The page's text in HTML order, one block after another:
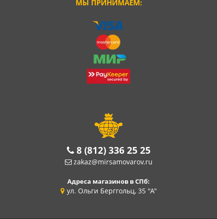
МЫ ПРИНИМАЕМ:
8 (812) 336 25 25
zakaz@mirsamovarov.ru
Адреса магазинов в СПб:
ул. Ольги Берггольц, 35 "А"